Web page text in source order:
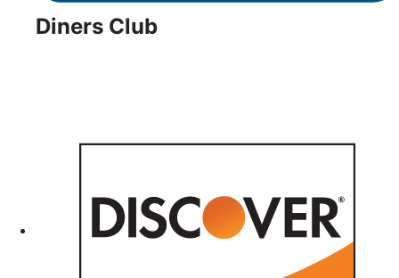
Diners Club